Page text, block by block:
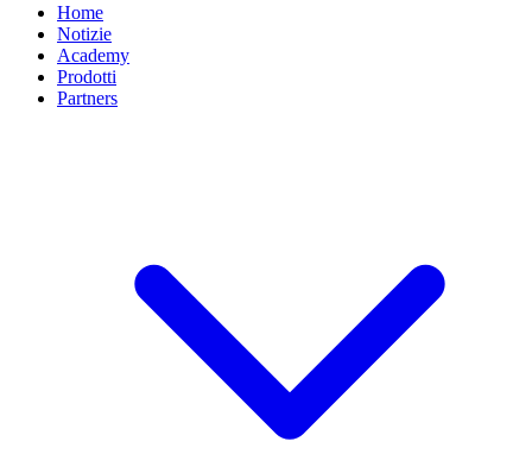
Home
Notizie
Academy
Prodotti
Partners